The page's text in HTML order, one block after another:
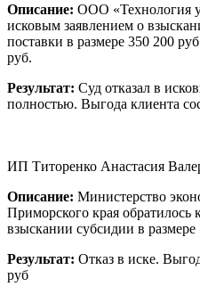
Описание: ООО «Технология
исковым заявлением о
поставки в размере 350 200
руб.
Результат: Суд отказал в
полностью. Выгода клиента
ИП Титоренко Анастасия
Описание: Министерство
Приморского края
взыскании субсидии в размере
Результат: Отказ в иске.
руб